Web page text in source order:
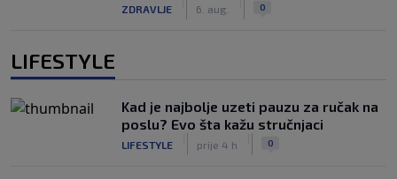
ZDRAVLJE 6. aug. 0
LIFESTYLE
Kad je najbolje uzeti pauzu za ručak na
poslu? Evo šta kažu stručnjaci
LIFESTYLE prije 4 h 0